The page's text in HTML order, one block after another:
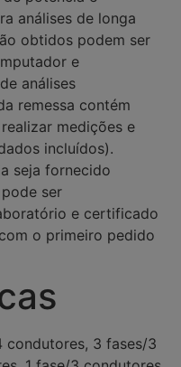
análises de longa
obtidos podem ser
e
análises
remessa contém
medições e
incluídos).
seja fornecido
ser
e certificado
o primeiro pedido
condutores, 3 fases/3